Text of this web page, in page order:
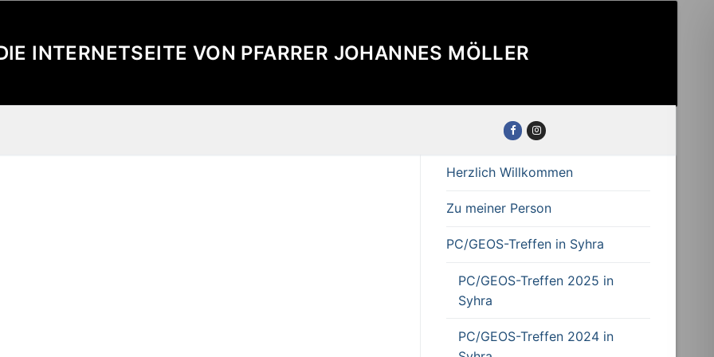
INTERNETSEITE VON PFARRER JOHANNES MÖLLER
Herzlich Willkommen
Zu meiner Person
PC/GEOS-Treffen in Syhra
PC/GEOS-Treffen 2025 in
Syhra
PC/GEOS-Treffen 2024 in